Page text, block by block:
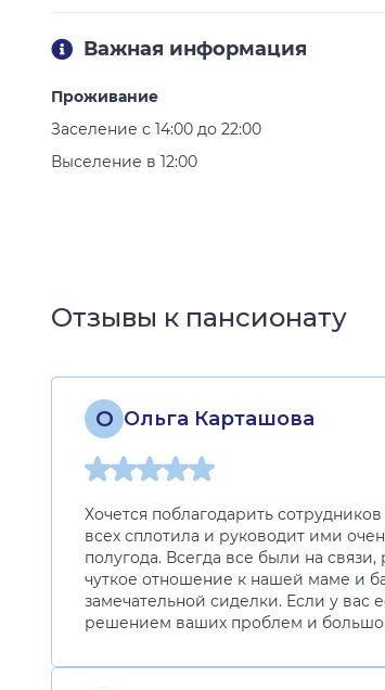
Важная информация
Проживание
Заселение с 14:00 до 22:00
Выселение в 12:00
Отзывы к пансионату
О Ольга Карташова
Хочется поблагодарить
всех сплотила и руководит ими
полугода. Всегда все были на
чуткое отношение к нашей маме и
замечательной сиделки. Если у вас
решением ваших проблем и